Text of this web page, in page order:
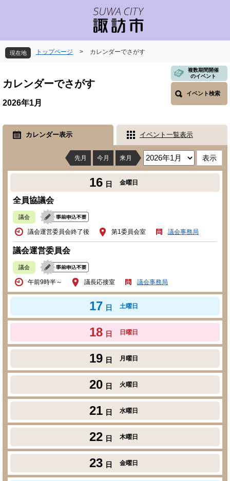
先
頭
す
を
飛
し
本
へ
現在地 トップページ > カレンダーでさがす
文
カレンダーでさがす
複数期間開催
のイベント
イベント検索
2026年1月
カレンダー表示 イベント一覧表示
先月 今月 来月
16 日 金曜日
全員協議会
議会
議会運営委員会終了後 第1委員会室 議会事務局
議会運営委員会
議会
午前9時半～ 議長応接室 議会事務局
17 日 土曜日
18 日 日曜日
19 日 月曜日
20 日 火曜日
21 日 水曜日
22 日 木曜日
23 日 金曜日